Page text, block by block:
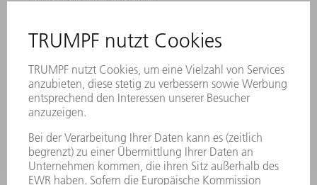
NEWSLETTER-ANMELDUNG
MYTRUMPF
SICHERHEITSDATENBLÄTTER
HÄNDLERSUCHE ELEKTROWERKZEUGE
PRODUKTE
MASCHINEN & SYSTEME
LEISTUNGSELEKTRONIK
ELEKTROWERKZEUGE
SMART FACTORY
SOFTWARE